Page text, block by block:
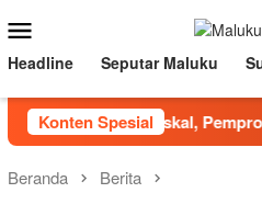
ke
kontenMobile
Headline Seputar Maluku
Konten Spesial
Tekanan Fiskal, Pemprov
Beranda Berita